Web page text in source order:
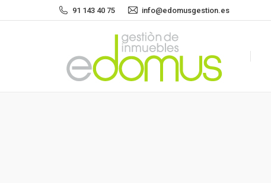
91 143 40 75 info@edomusgestion.es